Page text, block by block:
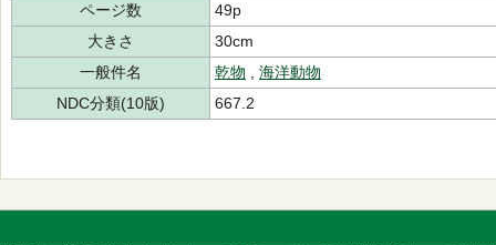
ページ数
49p
大きさ
30cm
一般件名
乾物
海洋動物
NDC分類(10版)
667.2